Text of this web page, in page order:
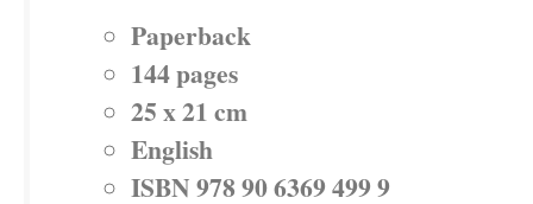
Paperback
144 pages
25 x 21 cm
English
ISBN 978 90 6369 499 9